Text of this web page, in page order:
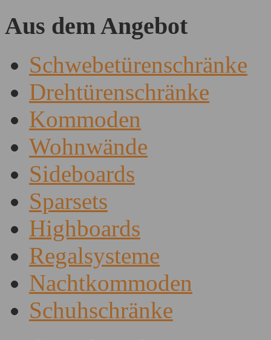
Aus dem Angebot
Schwebetürenschränke
Drehtürenschränke
Kommoden
Wohnwände
Sideboards
Sparsets
Highboards
Regalsysteme
Nachtkommoden
Schuhschränke